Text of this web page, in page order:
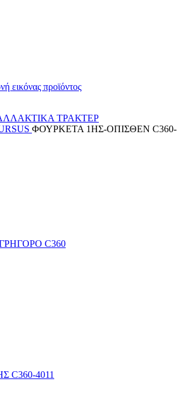
ΤΡΑΚΤΕΡ
ΦΟΥΡΚΕΤΑ 1ΗΣ-ΟΠΙΣΘΕΝ C360-
C360
C360-4011